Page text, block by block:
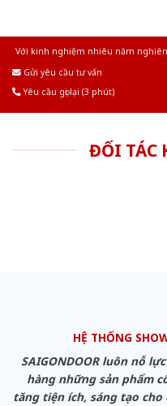
Với kinh nghiệm nhiêu năm
Gửi yêu cầu tư vấn
Yêu cầu gọi lại (3 phút)
ĐỐI TÁC
HỆ THỐNG
SAIGONDOOR luôn nỗ
hàng những sản phẩm
tăng tiện ích, sáng tạo